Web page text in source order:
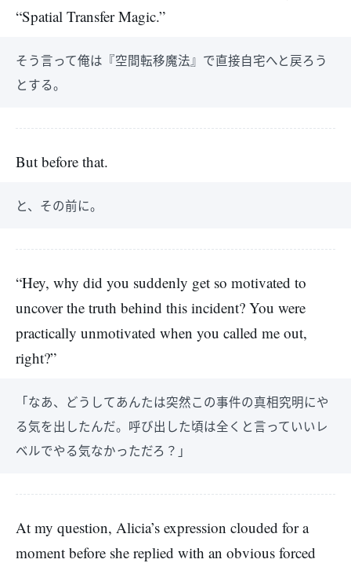
“Spatial Transfer Magic.”
そう言って俺は『空間転移魔法』で直接自宅へと戻ろう
とする。
But before that.
と、その前に。
“Hey, why did you suddenly get so motivated to
uncover the truth behind this incident? You were
practically unmotivated when you called me out,
right?”
「なあ、どうしてあんたは突然この事件の真相究明にや
る気を出したんだ。呼び出した頃は全くと言っていいレ
ベルでやる気なかっただろ？」
At my question, Alicia’s expression clouded for a
moment before she replied with an obvious forced